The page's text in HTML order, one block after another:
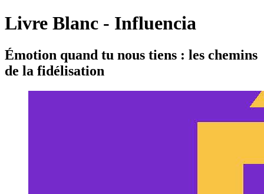
Livre Blanc - Influencia
Émotion quand tu nous tiens : les chemins
de la fidélisation